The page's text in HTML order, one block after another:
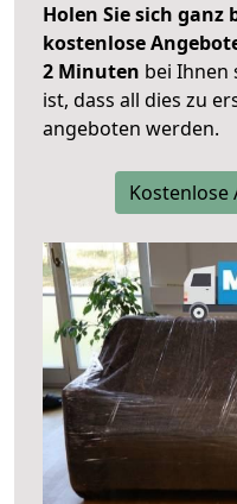
Holen Sie sich ganz
kostenlose
2 Minuten bei Ihnen
ist, dass all dies zu
angeboten werden.
Kostenlose